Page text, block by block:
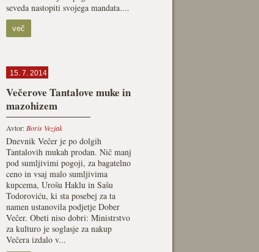
seveda nastopiti svojega mandata....
več
15. 7. 2014
Večerove Tantalove muke in
mazohizem
Avtor: Boris Vezjak
Dnevnik Večer je po dolgih
Tantalovih mukah prodan. Nič manj
pod sumljivimi pogoji, za bagatelno
ceno in vsaj malo sumljivima
kupcema, Urošu Haklu in Sašu
Todoroviću, ki sta posebej za ta
namen ustanovila podjetje Dober
Večer. Obeti niso dobri: Ministrstvo
za kulturo je soglasje za nakup
Večera izdalo v...